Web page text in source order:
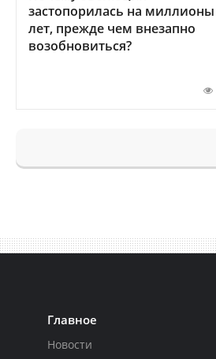
застопорилась на миллионы
лет, прежде чем внезапно
возобновиться?
Главное
Новости